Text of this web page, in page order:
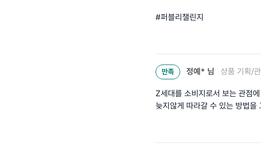
#퍼블리챌린지
만족 정예* 님 상품 기획/
Z세대를 소비지로서 보는 관점
늦지않게 따라갈 수 있는 방법을